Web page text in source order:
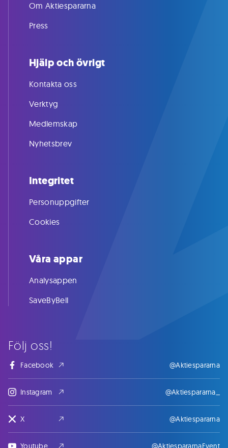
Följ oss!
Facebook @Aktiespararna
Instagram @Aktiespararna_
X @Aktiespararna
Youtube @AktiespararnaEvent
Om Aktiespararna
Press
Hjälp och övrigt
Kontakta oss
Verktyg
Medlemskap
Nyhetsbrev
Integritet
Personuppgifter
Cookies
Våra appar
Analysappen
SaveByBell